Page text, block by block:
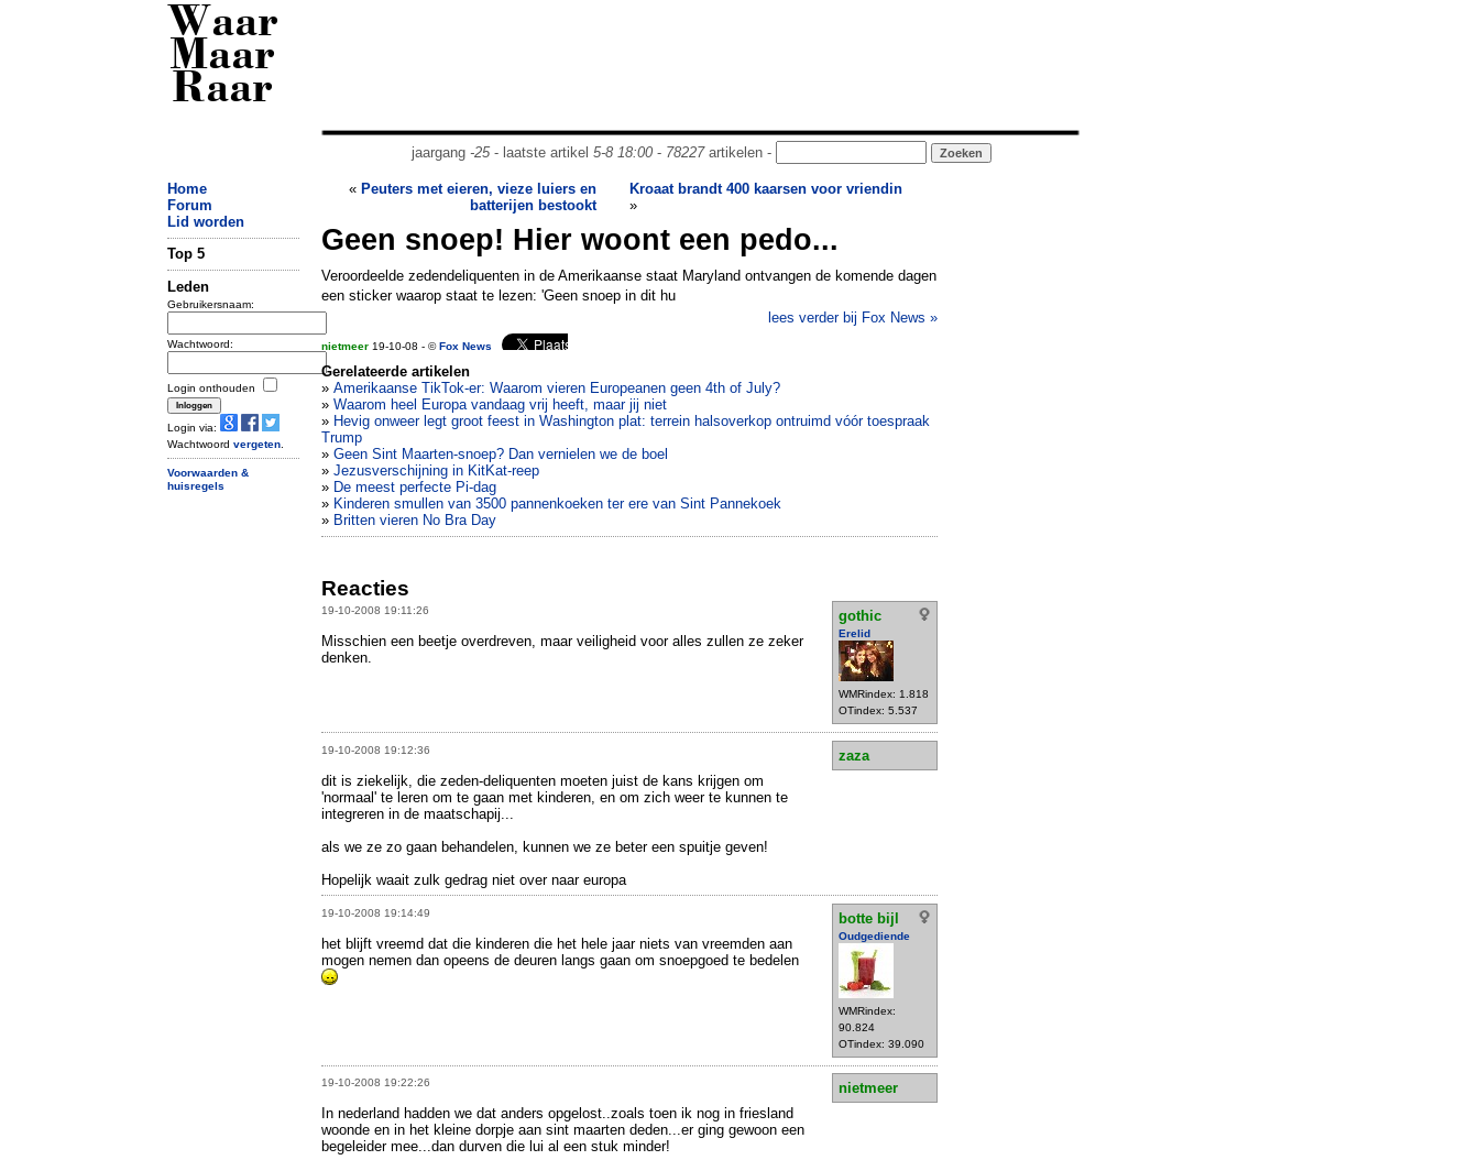
Waar
Maar
Raar
jaargang -25- laatste artikel 5-8 18:00- 78227artikelen -
Home
Forum
Lid worden
Top 5
Leden
Gebruikersnaam:
Wachtwoord:
Login onthouden
Login via:
Wachtwoord vergeten
Voorwaarden &
huisregels
« Peuters met eieren, vieze luiers en
batterijen bestookt
Kroaat brandt 400 kaarsen voor vriendin
»
Geen snoep! Hier woont een pedo...
Veroordeelde zedendeliquenten in de Amerikaanse staat Maryland ontvangen de komende dagen
een sticker waarop staat te lezen: 'Geen snoep in dit hu
lees verder bij Fox News »
nietmeer 19-10-08 - ©Fox News
Gerelateerde artikelen
» Amerikaanse TikTok-er: Waarom vieren Europeanen geen 4th of July?
» Waarom heel Europa vandaag vrij heeft, maar jij niet
» Hevig onweer legt groot feest in Washington plat: terrein halsoverkop ontruimd vóór toespraak
Trump
» Geen Sint Maarten-snoep? Dan vernielen we de boel
» Jezusverschijning in KitKat-reep
» De meest perfecte Pi-dag
» Kinderen smullen van 3500 pannenkoeken ter ere van Sint Pannekoek
» Britten vieren No Bra Day
Reacties
19-10-2008 19:11:26 gothic
Erelid
WMRindex: 1.818
OTindex: 5.537
Misschien een beetje overdreven, maar veiligheid voor alles zullen ze zeker
denken.
19-10-2008 19:12:36
zaza
dit is ziekelijk, die zeden-deliquenten moeten juist de kans krijgen om
'normaal' te leren om te gaan met kinderen, en om zich weer te kunnen te
integreren in de maatschapij...
als we ze zo gaan behandelen, kunnen we ze beter een spuitje geven!
Hopelijk waait zulk gedrag niet over naar europa
19-10-2008 19:14:49 botte bijl
Oudgediende
WMRindex:
90.824
OTindex: 39.090
het blijft vreemd dat die kinderen die het hele jaar niets van vreemden aan
mogen nemen dan opeens de deuren langs gaan om snoepgoed te bedelen
19-10-2008 19:22:26
nietmeer
In nederland hadden we dat anders opgelost..zoals toen ik nog in friesland
woonde en in het kleine dorpje aan sint maarten deden...er ging gewoon een
begeleider mee...dan durven die lui al een stuk minder!